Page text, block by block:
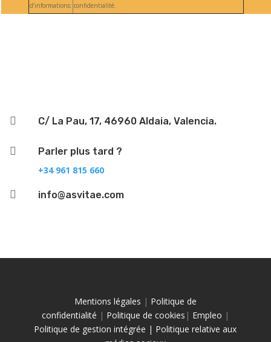
d’informations: confidentialité.
 C/ La Pau, 17, 46960 Aldaia, Valencia.

Parler plus tard ?
+34 961 815 660
 info@asvitae.com
Mentions légales | Politique de
confidentialité | Politique de cookies | Empleo |
Politique de gestion intégrée | Politique relative aux